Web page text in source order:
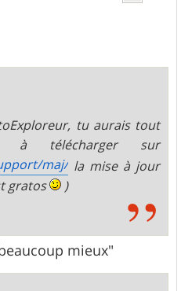
tu aurais tout
à télécharger sur
maj/ la mise à jour
gratos
)
mieux"